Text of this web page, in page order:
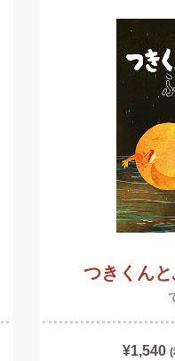
つきくん
¥1,540 (